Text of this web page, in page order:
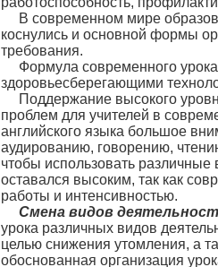
В современном мире
коснулись и основной формы
требования.
Формула современного
здоровьесберегающими
Поддержание высокого
проблем для учителей в
английского языка большое
аудированию, говорению,
чтобы использовать
оставался высоким, так как
работы и интенсивностью.
Смена видов
урока различных видов
целью снижения утомления, а
обоснованная организация